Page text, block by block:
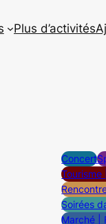
Plus d’activités
Concert
Tourisme
Soirées
Marché |